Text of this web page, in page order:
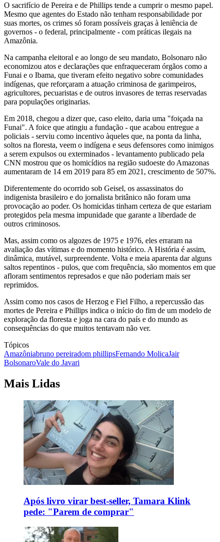
O sacrifício de Pereira e de Phillips tende a cumprir o mesmo papel.
Mesmo que agentes do Estado não tenham responsabilidade por
suas mortes, os crimes só foram possíveis graças à leniência de
governos - o federal, principalmente - com práticas ilegais na
Amazônia.
Na campanha eleitoral e ao longo de seu mandato, Bolsonaro não
economizou atos e declarações que enfraqueceram órgãos como a
Funai e o Ibama, que tiveram efeito negativo sobre comunidades
indígenas, que reforçaram a atuação criminosa de garimpeiros,
agricultores, pecuaristas e de outros invasores de terras reservadas
para populações originarias.
Em 2018, chegou a dizer que, caso eleito, daria uma "foiçada na
Funai". A foice que atingiu a fundação - que acabou entregue a
policiais - serviu como incentivo àqueles que, na ponta da linha,
soltos na floresta, veem o indígena e seus defensores como inimigos
a serem expulsos ou exterminados - levantamento publicado pela
CNN mostrou que os homicídios na região sudoeste do Amazonas
aumentaram de 14 em 2019 para 85 em 2021, crescimento de 507%.
Diferentemente do ocorrido sob Geisel, os assassinatos do
indigenista brasileiro e do jornalista britânico não foram uma
provocação ao poder. Os homicidas tinham certeza de que estariam
protegidos pela mesma impunidade que garante a liberdade de
outros criminosos.
Mas, assim como os algozes de 1975 e 1976, eles erraram na
avaliação das vítimas e do momento histórico. A História é assim,
dinâmica, mutável, surpreendente. Volta e meia aparenta dar alguns
saltos repentinos - pulos, que com frequência, são momentos em que
afloram sentimentos represados e que não poderiam mais ser
reprimidos.
Assim como nos casos de Herzog e Fiel Filho, a repercussão das
mortes de Pereira e Phillips indica o início do fim de um modelo de
exploração da floresta e joga na cara do país e do mundo as
consequências do que muitos tentavam não ver.
Tópicos
Amazôniabruno pereiradom phillipsFernando MolicaJair
BolsonaroVale do Javari
Mais Lidas
Após livro virar best-seller, Tamara Klink
pede: "Parem de comprar"